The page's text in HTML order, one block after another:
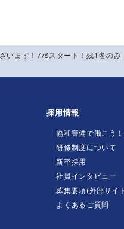
ます！7/8スタート！残1名のみ
採用情報
協和警備で働こう！
研修制度について
新卒採用
社員インタビュー
募集要項(外部サイ
よくあるご質問